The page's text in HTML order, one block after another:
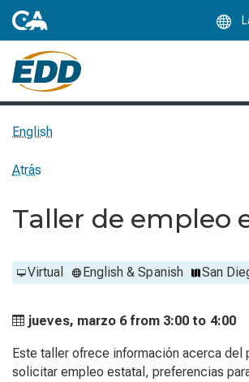
English
Atrás
Taller de empleo
Virtual English & Spanish San
jueves, marzo 6 from 3:00 to 4:00
Este taller ofrece información acerca del
solicitar empleo estatal, preferencias